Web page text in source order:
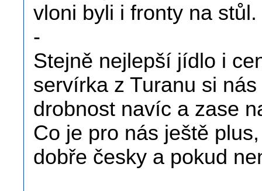
vloni byli i fronty na stůl.
-
Stejně nejlepší jídlo i
servírka z Turanu si
drobnost navíc a zase
Co je pro nás ještě
dobře česky a pokud